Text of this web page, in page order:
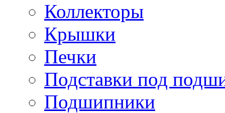
Коллекторы
Крышки
Печки
Подставки под
Подшипники